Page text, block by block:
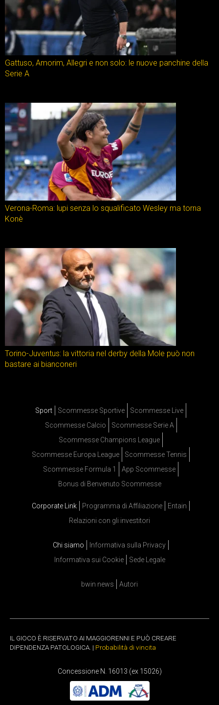
Gattuso, Amorim, Allegri e non solo: le nuove panchine della
Serie A
Verona-Roma: lupi senza lo squalificato Wesley ma torna
Konè
Torino-Juventus: la vittoria nel derby della Mole può non
bastare ai bianconeri
Sport Scommesse Sportive
Scommesse Live
Scommesse Calcio
Scommesse Serie A
Scommesse Champions League
Scommesse Europa League
Scommesse Tennis
Scommesse Formula 1
App Scommesse
Bonus di Benvenuto Scommesse
Corporate Link Programma di Affiliazione
Entain
Relazioni con gli investitori
Chi siamo
Informativa sulla Privacy
Informativa sui Cookie
Sede Legale
bwin news Autori
IL GIOCO È RISERVATO AI MAGGIORENNI E PUÒ CREARE
DIPENDENZA PATOLOGICA. | Probabilità di vincita
Concessione N. 16013 (ex 15026)